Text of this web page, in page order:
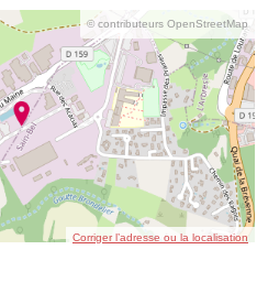
© contributeurs OpenStreetMap
Corriger l’adresse ou la localisation